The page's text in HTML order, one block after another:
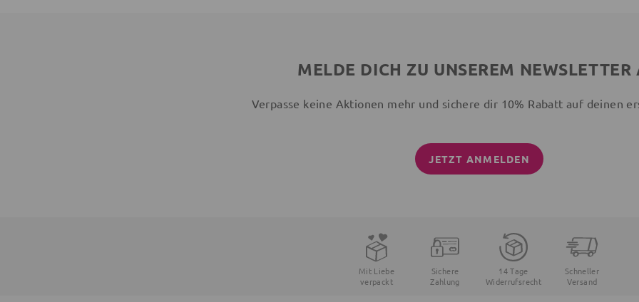
MELDE DICH ZU UNSEREM NEWSLETTER
Verpasse keine Aktionen mehr und sichere dir 10% Rabatt auf deinen
JETZT ANMELDEN
Mit Liebe
verpackt
Sichere
Zahlung
14 Tage
Widerrufsrecht
Schneller
Versand